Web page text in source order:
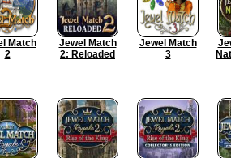
Match
2
Jewel Match
2: Reloaded
Jewel Match
3